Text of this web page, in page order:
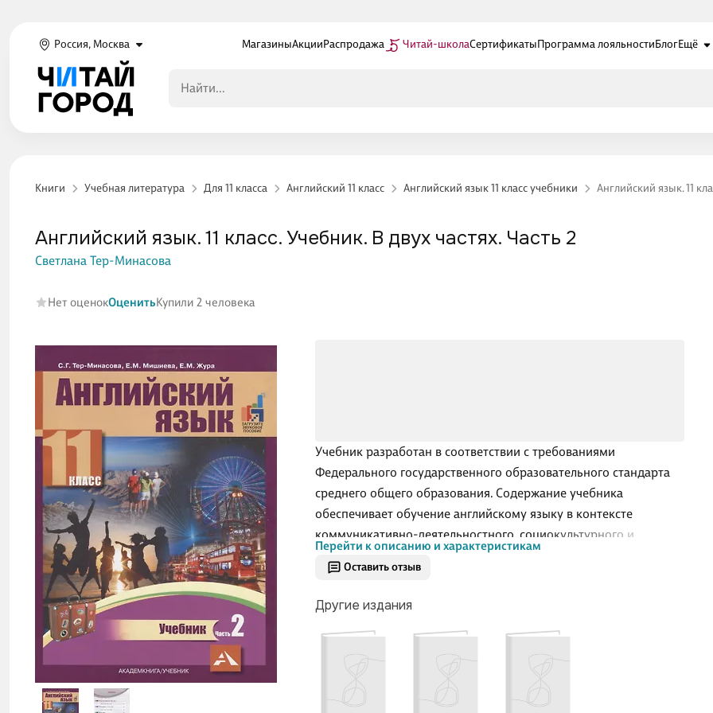
Россия, Москва МагазиныАкцииРаспродажа Читай-школаСертификатыПрограмма лояльностиБлогЕщё
Книги Учебная литература Для 11 класса Английский 11 класс Английский язык 11 класс учебники Английский язык. 11
Оставить отзыв
Учебник разработан в соответствии с требованиями
Федерального государственного образовательного стандарта
среднего общего образования. Содержание учебника
обеспечивает обучение английскому языку в контексте
коммуникативно-деятельностного, социо­культурного и
личностно ориентированного подходов к развитию учащихся;
включает множество естественных ситуаций общения; создает
мотивацию к изучению английского языка. .
Перейти к описанию и характеристикам
Другие издания
Английский язык. 11 класс. Учебник. В двух частях. Часть 2
Светлана Тер-Минасова
Нет оценокОценитьКупили 2 человека